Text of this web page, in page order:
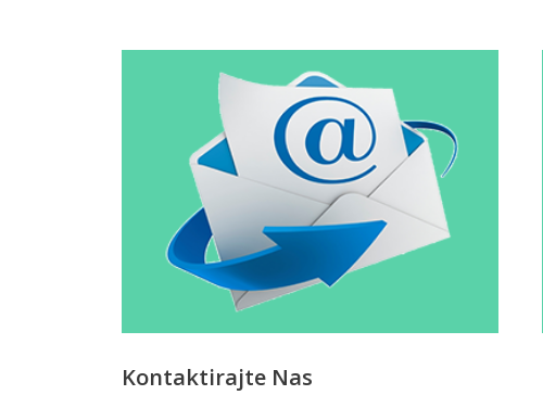
Kontaktirajte Nas